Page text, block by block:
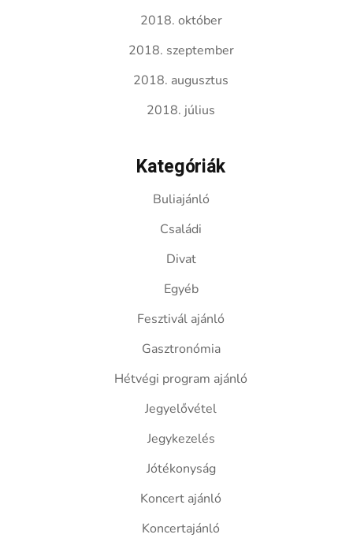
2018. október
2018. szeptember
2018. augusztus
2018. július
Kategóriák
Buliajánló
Családi
Divat
Egyéb
Fesztivál ajánló
Gasztronómia
Hétvégi program ajánló
Jegyelővétel
Jegykezelés
Jótékonyság
Koncert ajánló
Koncertajánló